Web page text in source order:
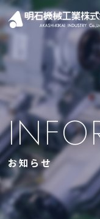
お知らせ